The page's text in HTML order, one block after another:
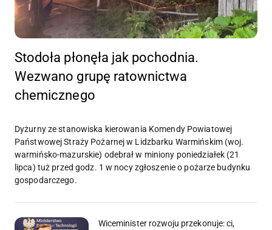
Stodoła płonęła jak pochodnia.
Wezwano grupę ratownictwa
chemicznego
Dyżurny ze stanowiska kierowania Komendy Powiatowej
Państwowej Straży Pożarnej w Lidzbarku Warmińskim (woj.
warmińsko-mazurskie) odebrał w miniony poniedziałek (21
lipca) tuż przed godz. 1 w nocy zgłoszenie o pożarze budynku
gospodarczego.
Wiceminister rozwoju przekonuje: ci,